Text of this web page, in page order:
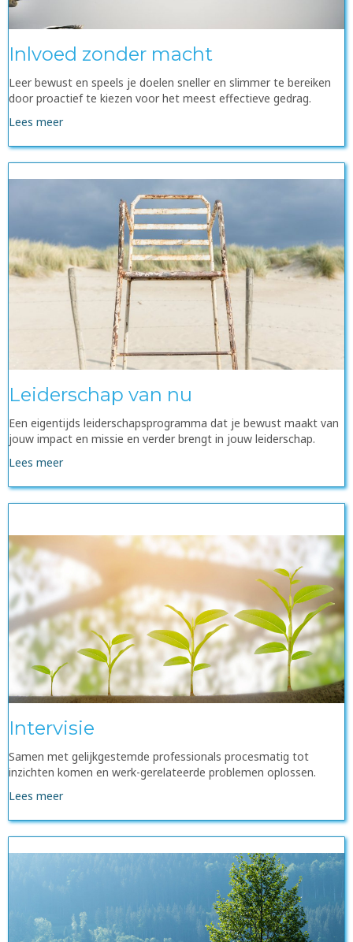
Inlvoed zonder macht
Leer bewust en speels je doelen sneller en slimmer te bereiken
door proactief te kiezen voor het meest effectieve gedrag.
Lees meer
Leiderschap van nu
Een eigentijds leiderschapsprogramma dat je bewust maakt van
jouw impact en missie en verder brengt in jouw leiderschap.
Lees meer
Intervisie
Samen met gelijkgestemde professionals procesmatig tot
inzichten komen en werk-gerelateerde problemen oplossen.
Lees meer